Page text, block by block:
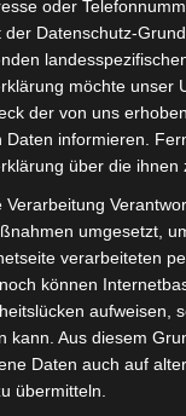
Aufgebot mit
auf Dishina und
aus Köln ins
Wladimir
ins Rennen geht.
ein Engagement
Es reitet der
auf die
Rennen
Ehrenpreise.
oder
der Datenschutz-
möchte unser
der von uns
Daten informieren.
über die ihnen
umgesetzt,
verarbeiteten
können
aufweisen,
kann. Aus diesem
Daten auch auf
übermitteln.